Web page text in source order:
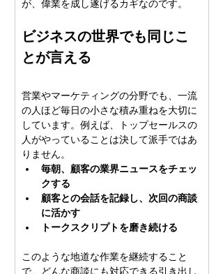
が、偉業を成し遂げるカギなのです。
ビジネスの世界でも同じこ
とが言える
営業やマーケティングの分野でも、一流
の人ほど毎日の小さな積み重ねを大切に
しています。例えば、トップセールスの
人がやっていることは決して派手ではあ
りません。
毎朝、顧客の業界ニュースをチェッ
クする
顧客との会話を記録し、次回の商談
に活かす
トークスクリプトを磨き続ける
このような地道な作業を継続すること
で、どんな商談にも対応できる引き出し